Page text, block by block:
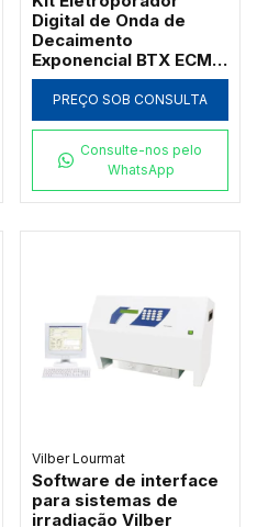
Digital de Onda de
Decaimento
Exponencial BTX ECM
399
PREÇO SOB CONSULTA
Consulte-nos pelo
WhatsApp
Vilber Lourmat
Software de interface
para sistemas de
irradiação Vilber